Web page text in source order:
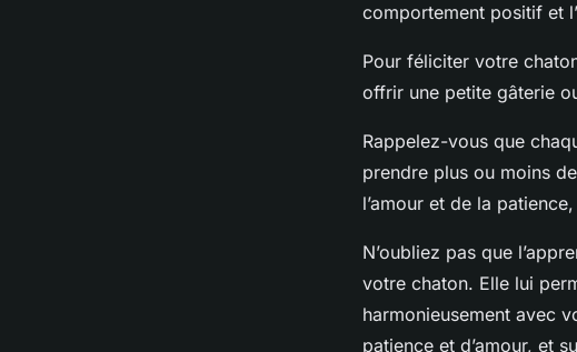
comportement positif et
Pour féliciter votre
offrir une petite gâterie
Rappelez-vous que
prendre plus ou moins
l’amour et de la
N’oubliez pas que
votre chaton. Elle lui
harmonieusement avec
patience et d’amour, et